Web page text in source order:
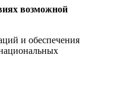
возможной
и обеспечения